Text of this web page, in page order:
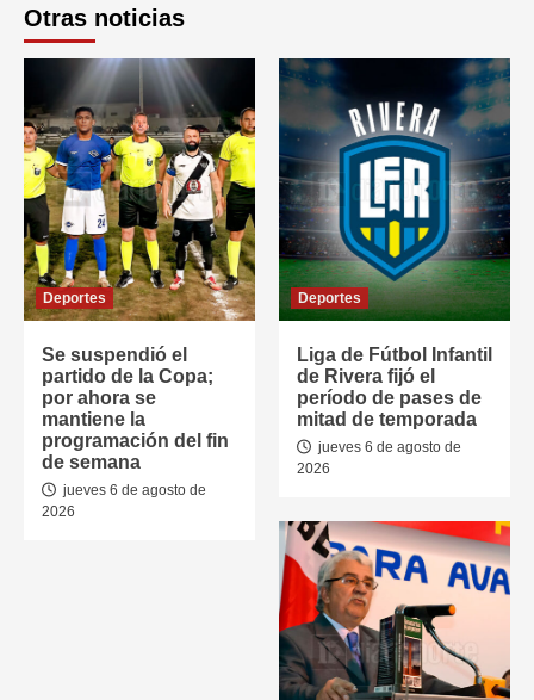
Otras noticias
Deportes
Se suspendió el
partido de la Copa;
por ahora se
mantiene la
programación del fin
de semana
jueves 6 de agosto de
2026
Deportes
Liga de Fútbol Infantil
de Rivera fijó el
período de pases de
mitad de temporada
jueves 6 de agosto de
2026